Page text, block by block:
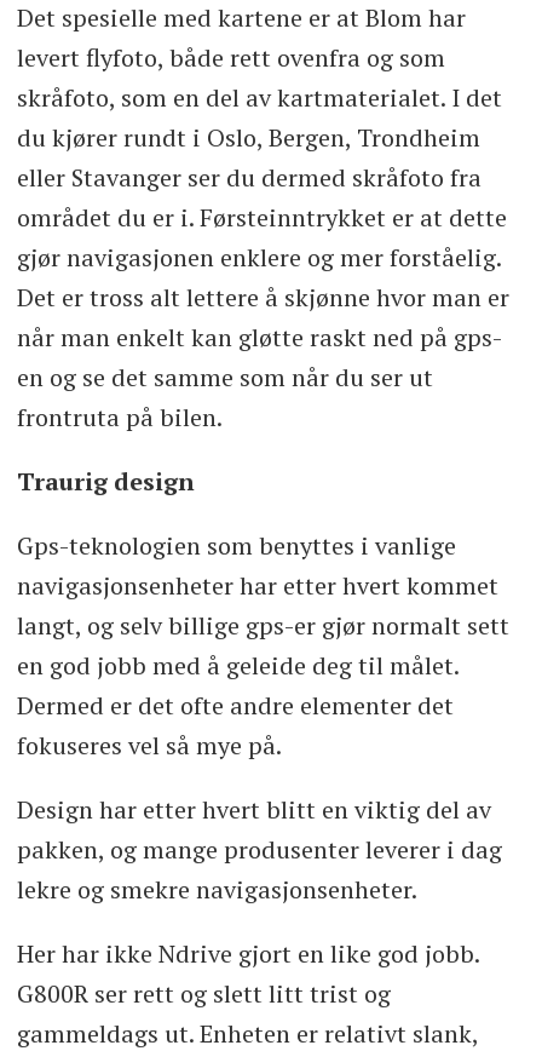
Det spesielle med kartene er at Blom har
levert flyfoto, både rett ovenfra og som
skråfoto, som en del av kartmaterialet. I det
du kjører rundt i Oslo, Bergen, Trondheim
eller Stavanger ser du dermed skråfoto fra
området du er i. Førsteinntrykket er at dette
gjør navigasjonen enklere og mer forståelig.
Det er tross alt lettere å skjønne hvor man er
når man enkelt kan gløtte raskt ned på gps-
en og se det samme som når du ser ut
frontruta på bilen.
Traurig design
Gps-teknologien som benyttes i vanlige
navigasjonsenheter har etter hvert kommet
langt, og selv billige gps-er gjør normalt sett
en god jobb med å geleide deg til målet.
Dermed er det ofte andre elementer det
fokuseres vel så mye på.
Design har etter hvert blitt en viktig del av
pakken, og mange produsenter leverer i dag
lekre og smekre navigasjonsenheter.
Her har ikke Ndrive gjort en like god jobb.
G800R ser rett og slett litt trist og
gammeldags ut. Enheten er relativt slank,